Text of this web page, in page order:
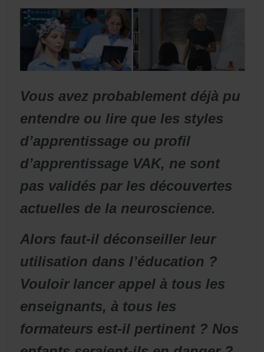
Vous avez probablement déjà pu
entendre ou lire que les styles
d’apprentissage ou profil
d’apprentissage VAK, ne sont
pas validés par les découvertes
actuelles de la neuroscience.
Alors faut-il déconseiller leur
utilisation dans l’éducation ?
Vouloir lancer appel à tous les
enseignants, à tous les
formateurs est-il pertinent ? Nos